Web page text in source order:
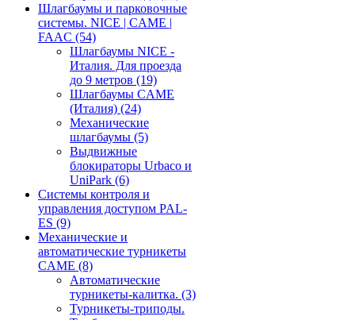
Шлагбаумы и парковочные
системы. NICE | CAME |
FAAC (54)
Шлагбаумы NICE -
Италия. Для проезда
до 9 метров (19)
Шлагбаумы CAME
(Италия) (24)
Механические
шлагбаумы (5)
Выдвижные
блокираторы Urbaco и
UniPark (6)
Системы контроля и
управления доступом PAL-
ES (9)
Механические и
автоматические турникеты
CAME (8)
Автоматические
турникеты-калитка. (3)
Турникеты-триподы.